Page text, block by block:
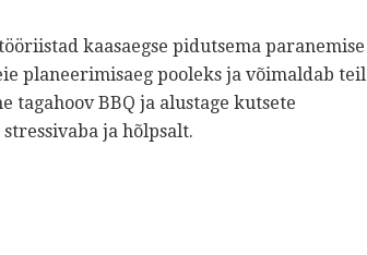
kaasaegse pidutsema paranemise
planeerimisaeg pooleks ja võimaldab teil
tagahoov BBQ ja alustage kutsete
ja hõlpsalt.